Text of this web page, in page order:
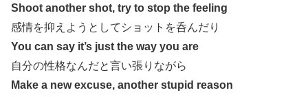
Shoot another shot, try to stop the feeling
感情を抑えようとしてショットを呑んだり
You can say it’s just the way you are
自分の性格なんだと言い張りながら
Make a new excuse, another stupid reason